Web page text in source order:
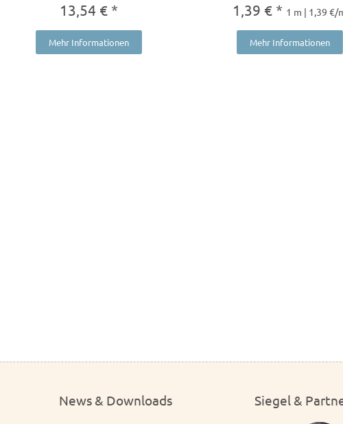
13,54 € *
Mehr Informationen
1,39 € * 1 m | 1,39 €/
Mehr Informationen
News & Downloads Siegel &